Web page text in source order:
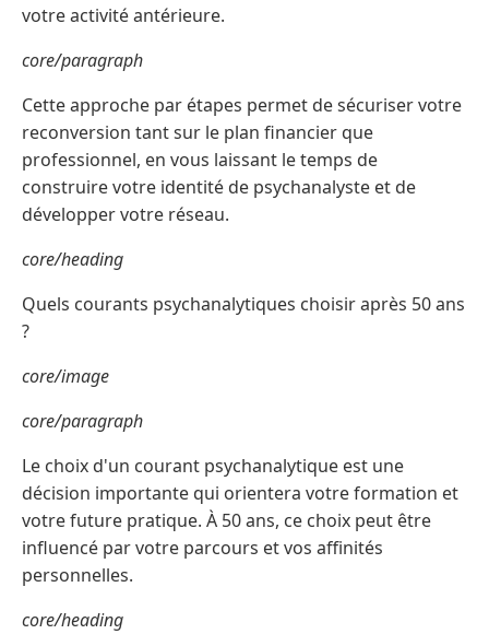
votre activité antérieure.
core/paragraph
Cette approche par étapes permet de sécuriser votre
reconversion tant sur le plan financier que
professionnel, en vous laissant le temps de
construire votre identité de psychanalyste et de
développer votre réseau.
core/heading
Quels courants psychanalytiques choisir après 50 ans
?
core/image
core/paragraph
Le choix d'un courant psychanalytique est une
décision importante qui orientera votre formation et
votre future pratique. À 50 ans, ce choix peut être
influencé par votre parcours et vos affinités
personnelles.
core/heading